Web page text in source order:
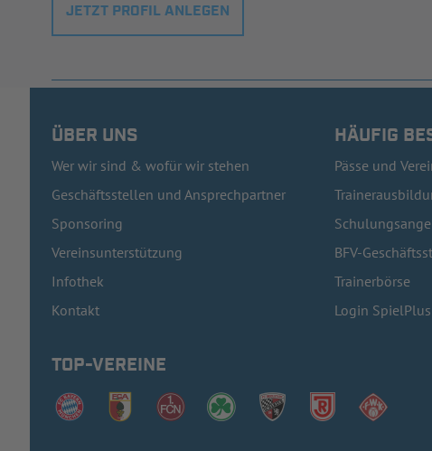
JETZT PROFIL ANLEGEN
ÜBER UNS
Wer wir sind & wofür wir stehen
Geschäftsstellen und Ansprechpartner
Sponsoring
Vereinsunterstützung
Infothek
Kontakt
HÄUFIG
Pässe und
BFV-
Trainerbörse
Login SpielPlus
TOP-VEREINE